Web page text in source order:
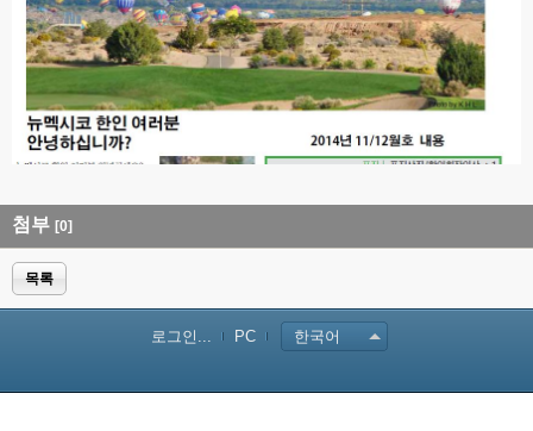
첨부 [0]
목록
로그인... PC 한국어